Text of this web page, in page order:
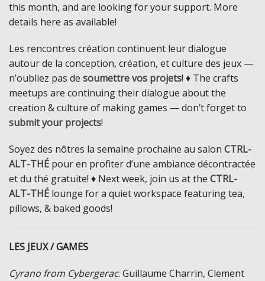
this month, and are looking for your support. More
details here as available!
Les rencontres création continuent leur dialogue
autour de la conception, création, et culture des jeux —
n’oubliez pas de soumettre vos projets! ♦ The crafts
meetups are continuing their dialogue about the
creation & culture of making games — don’t forget to
submit your projects!
Soyez des nôtres la semaine prochaine au salon CTRL-
ALT-THÉ pour en profiter d’une ambiance décontractée
et du thé gratuite! ♦ Next week, join us at the CTRL-
ALT-THÉ lounge for a quiet workspace featuring tea,
pillows, & baked goods!
LES JEUX / GAMES
Cyrano from Cybergerac. Guillaume Charrin, Clement